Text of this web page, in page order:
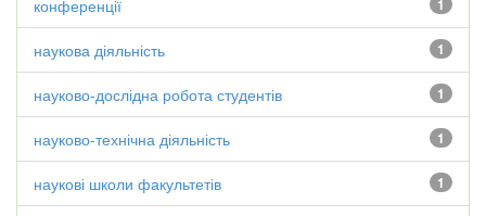
1
конференції
1
наукова діяльність
1
науково-дослідна робота студентів
1
науково-технічна діяльність
1
наукові школи факультетів